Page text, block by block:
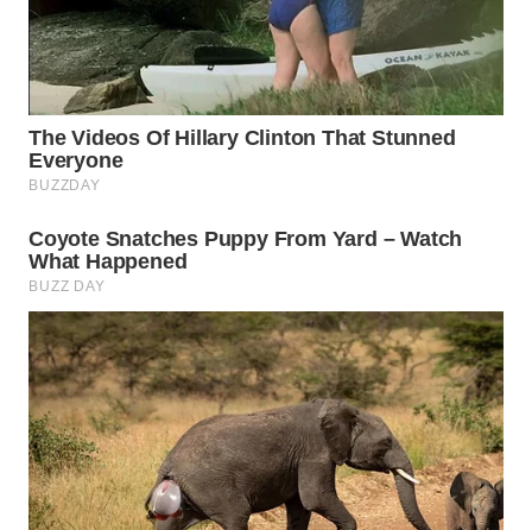
WN
INDRAMAYU
WN
KUNINGAN
WN
WN
SUBANG
WN
SUKABUMI
WN
PURWAKARTA